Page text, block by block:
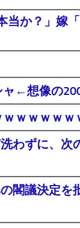
当か？」嫁
ャ←想像の
ｗｗｗｗ
わずに、
の閣議決